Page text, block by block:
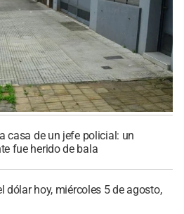
casa de un jefe policial: un
fue herido de bala
dólar hoy, miércoles 5 de agosto,